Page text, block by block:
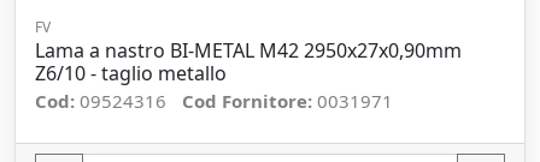
FV
Lama a nastro BI-METAL M42 2950x27x0,90mm
Z6/10 - taglio metallo
Cod: 09524316 Cod Fornitore: 0031971